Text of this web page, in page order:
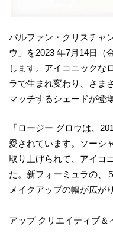
パルファン・クリスチャ
ウ」を2023 年7月14日（
します。アイコニックな
ラで生まれ変わり、さま
マッチするシェードが登
「ロージー グロウは、
愛されています。ソーシ
取り上げられて、アイコ
た。新フォーミュラの、
メイクアップの幅が広が
ディオ
アップ クリエイティブ＆